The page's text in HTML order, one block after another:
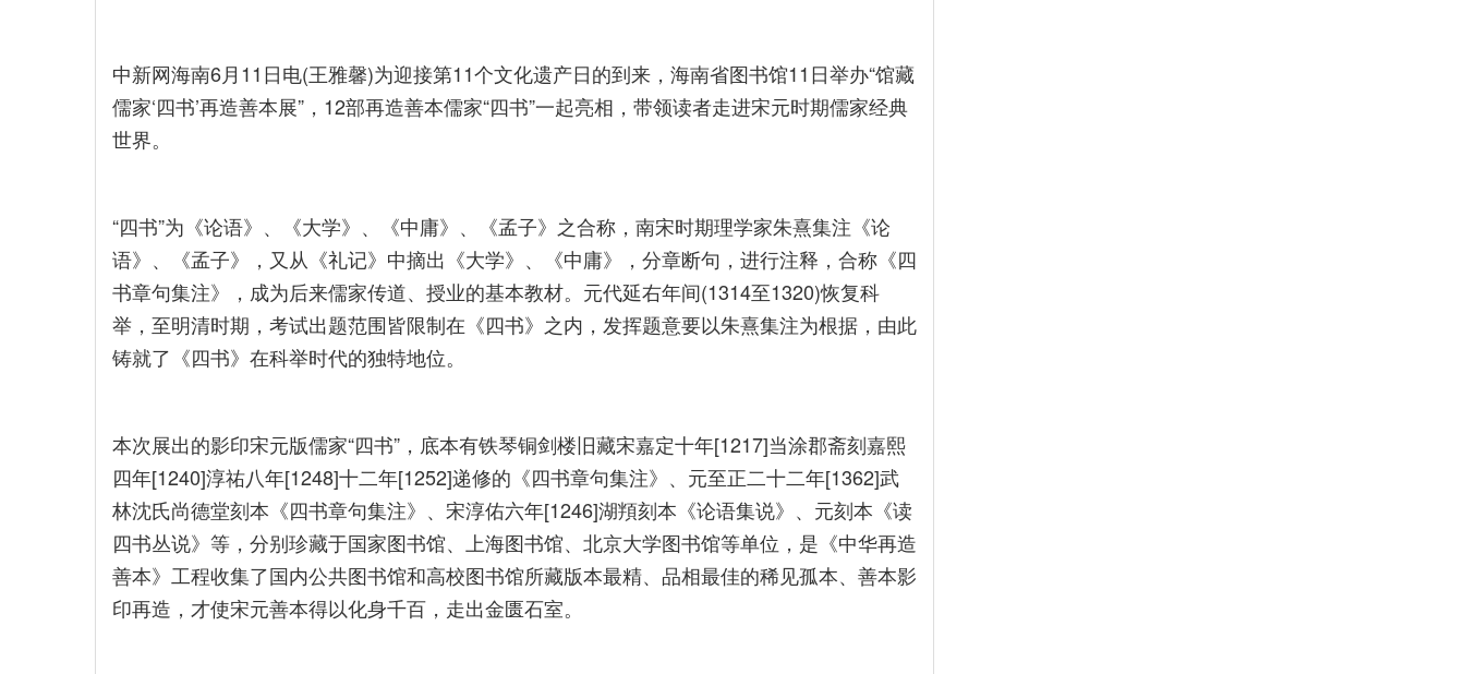
中新网海南6月11日电(王雅馨)为迎接第11个文化遗产日的到来，海南省图书馆11日举办“馆藏
儒家‘四书’再造善本展”，12部再造善本儒家“四书”一起亮相，带领读者走进宋元时期儒家经典
世界。
“四书”为《论语》、《大学》、《中庸》、《孟子》之合称，南宋时期理学家朱熹集注《论
语》、《孟子》，又从《礼记》中摘出《大学》、《中庸》，分章断句，进行注释，合称《四
书章句集注》，成为后来儒家传道、授业的基本教材。元代延右年间(1314至1320)恢复科
举，至明清时期，考试出题范围皆限制在《四书》之内，发挥题意要以朱熹集注为根据，由此
铸就了《四书》在科举时代的独特地位。
本次展出的影印宋元版儒家“四书”，底本有铁琴铜剑楼旧藏宋嘉定十年[1217]当涂郡斋刻嘉熙
四年[1240]淳祐八年[1248]十二年[1252]递修的《四书章句集注》、元至正二十二年[1362]武
林沈氏尚德堂刻本《四书章句集注》、宋淳佑六年[1246]湖頖刻本《论语集说》、元刻本《读
四书丛说》等，分别珍藏于国家图书馆、上海图书馆、北京大学图书馆等单位，是《中华再造
善本》工程收集了国内公共图书馆和高校图书馆所藏版本最精、品相最佳的稀见孤本、善本影
印再造，才使宋元善本得以化身千百，走出金匮石室。